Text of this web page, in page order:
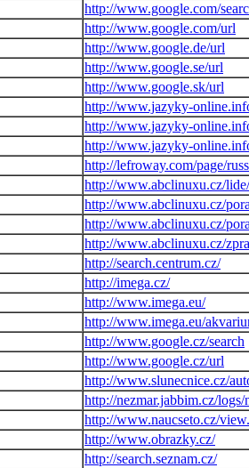
http://www.google.com/
http://www.google.com/url
http://www.google.de/url
http://www.google.se/url
http://www.google.sk/url
http://www.jazyky-
http://www.jazyky-
http://www.jazyky-
http://lefroway.com/page/
http://www.abclinuxu.cz/
http://www.abclinuxu.cz/
http://www.abclinuxu.cz/
http://www.abclinuxu.cz/
http://search.centrum.cz/
http://imega.cz/
http://www.imega.eu/
http://www.imega.eu/
http://www.google.cz/search
http://www.google.cz/url
http://www.slunecnice.cz/
http://nezmar.jabbim.cz/
http://www.naucseto.cz/
http://www.obrazky.cz/
http://search.seznam.cz/